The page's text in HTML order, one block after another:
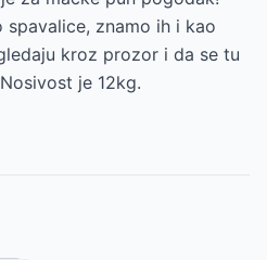
znamo ih i kao
kroz prozor i da se tu
je 12kg.